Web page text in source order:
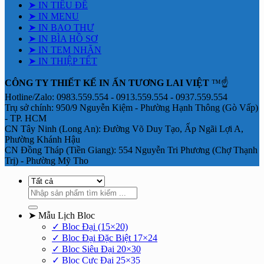
➤ IN TIÊU ĐỀ
➤ IN MENU
➤ IN BAO THƯ
➤ IN BÌA HỒ SƠ
➤ IN TEM NHÃN
➤ IN THIỆP TẾT
CÔNG TY THIẾT KẾ IN ẤN TƯƠNG LAI VIỆT ™☝️
Hotline/Zalo: 0983.559.554 - 0913.559.554 - 0937.559.554
Trụ sở chính: 950/9 Nguyễn Kiệm - Phường Hạnh Thông (Gò Vấp)
- TP. HCM
CN Tây Ninh (Long An): Đường Võ Duy Tạo, Ấp Ngãi Lợi A,
Phường Khánh Hậu
CN Đồng Tháp (Tiền Giang): 554 Nguyễn Tri Phương (Chợ Thạnh
Trị) - Phường Mỹ Tho
Tìm
kiếm:
➤ Mẫu Lịch Bloc
✓ Bloc Đại (15×20)
✓ Bloc Đại Đặc Biệt 17×24
✓ Bloc Siêu Đại 20×30
✓ Bloc Cực Đại 25×35